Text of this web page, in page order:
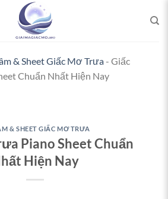
& Sheet Giấc Mơ Trưa- Giấc
Chuẩn Nhất Hiện Nay
& SHEET GIẤC MƠ TRƯA
Piano Sheet Chuẩn
Hiện Nay